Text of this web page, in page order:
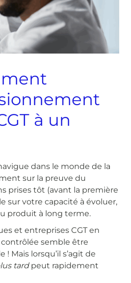
à un
dans le monde de la
sur la preuve du
prises tôt (avant la première
sur votre capacité à évoluer,
produit à long terme.
et entreprises CGT en
semble être
Mais lorsqu’il s’agit de
tard peut rapidement